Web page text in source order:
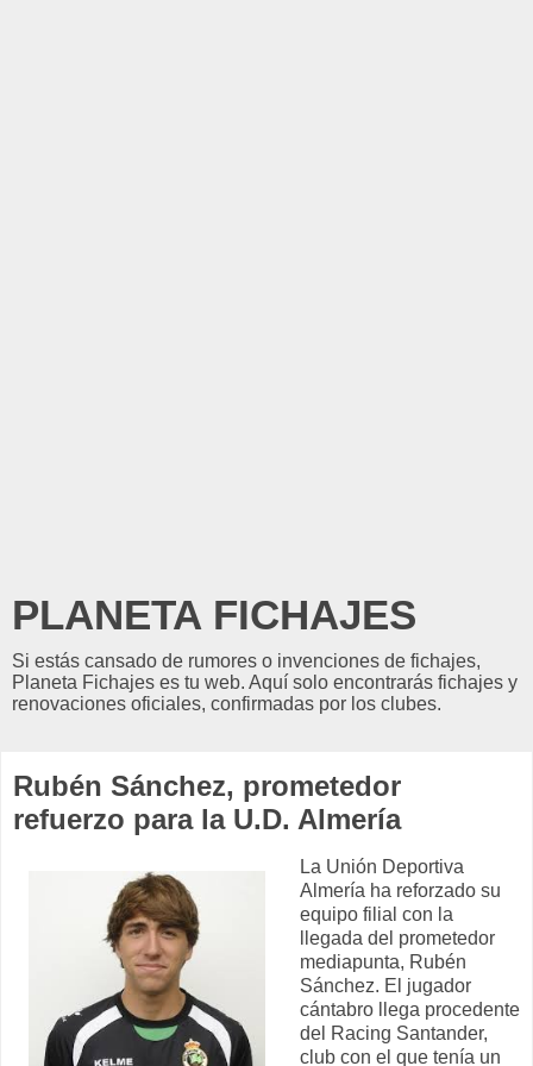
PLANETA FICHAJES
Si estás cansado de rumores o invenciones de fichajes,
Planeta Fichajes es tu web. Aquí solo encontrarás fichajes y
renovaciones oficiales, confirmadas por los clubes.
Rubén Sánchez, prometedor
refuerzo para la U.D. Almería
La Unión Deportiva
Almería ha reforzado su
equipo filial con la
llegada del prometedor
mediapunta, Rubén
Sánchez. El jugador
cántabro llega procedente
del Racing Santander,
club con el que tenía un